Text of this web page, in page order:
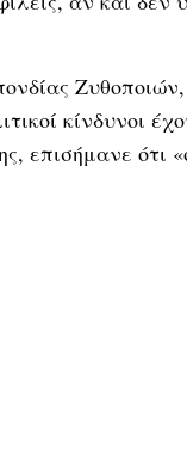
κίνδυνοι
επισήμανε ότι